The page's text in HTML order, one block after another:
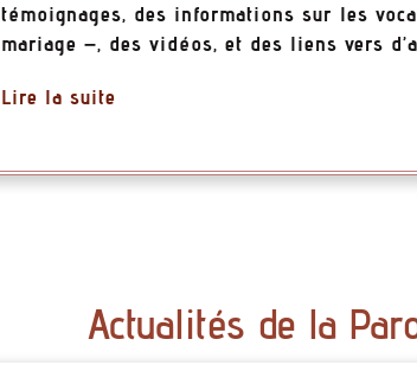
témoignages, des informations sur les
mariage –, des vidéos, et des liens vers
Lire la suite
Actualités de la